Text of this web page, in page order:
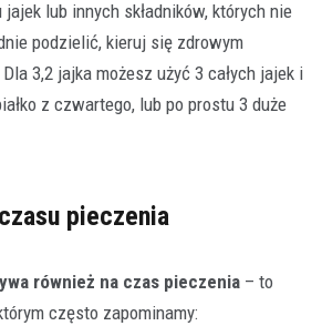
jajek lub innych składników, których nie
podzielić, kieruj się zdrowym
3,2 jajka możesz użyć 3 całych jajek i
z czwartego, lub po prostu 3 duże
pieczenia
również na czas pieczenia – to
często zapominamy: